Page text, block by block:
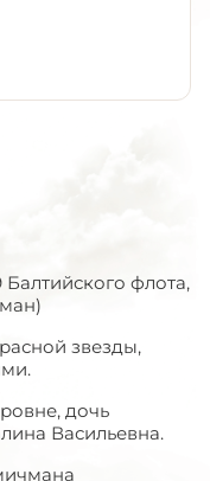
флота,
звезды,
дочь
Васильевна.